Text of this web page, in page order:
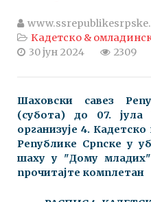
Кадетско &
30 јун 2024
2309
Шаховски савез
(субота) до 07. јула
организује 4.
Републике Српске у
шаху у "Дому
прочитајте комплетан